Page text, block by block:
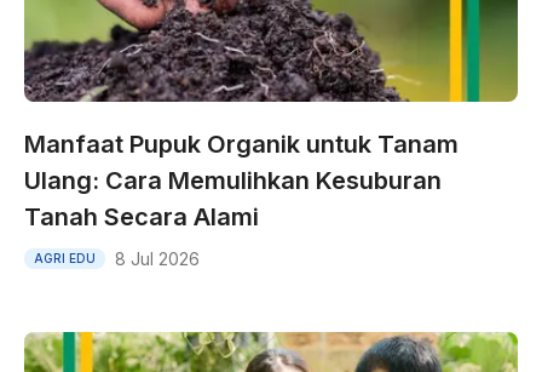
Manfaat Pupuk Organik untuk Tanam
Ulang: Cara Memulihkan Kesuburan
Tanah Secara Alami
AGRI EDU 8 Jul 2026